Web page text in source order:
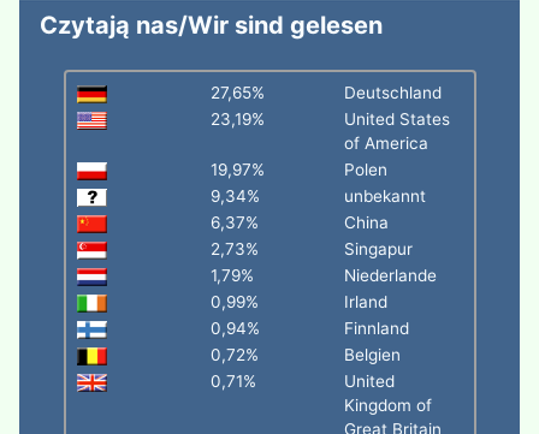
Czytają nas/Wir sind gelesen
27,65%
Deutschland
23,19%
United States
of America
19,97%
Polen
9,34%
unbekannt
6,37%
China
2,73%
Singapur
1,79%
Niederlande
0,99%
Irland
0,94%
Finnland
0,72%
Belgien
0,71%
United
Kingdom of
Great Britain